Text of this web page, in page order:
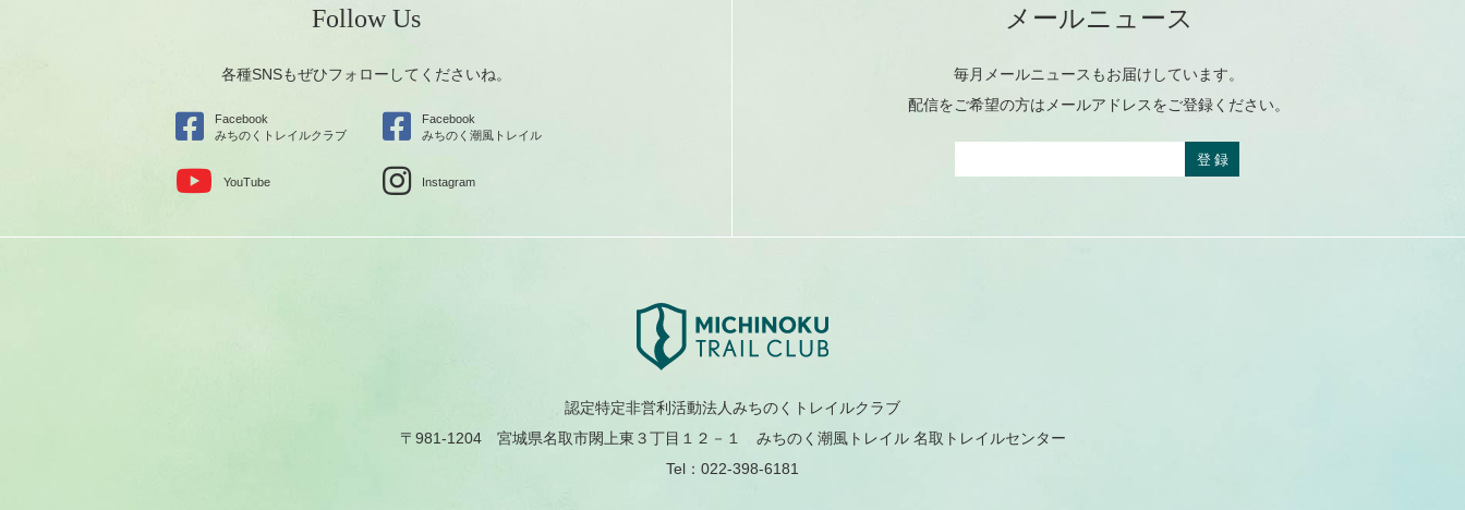
Follow Us
各種SNSもぜひフォローしてくださいね。
Facebook
みちのくトレイルクラブ
Facebook
みちのく潮風トレイル
YouTube Instagram
メールニュース
毎月メールニュースもお届けしています。
配信をご希望の方はメールアドレスをご登録ください。
認定特定非営利活動法人みちのくトレイルクラブ
〒981-1204 宮城県名取市閖上東３丁目１２－１ みちのく潮風トレイル 名取トレイルセンター
Tel：022-398-6181